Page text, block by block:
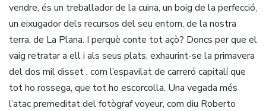
vendre, és un treballador de la cuina, un boig de la perfecció,
un eixugador dels recursos del seu entorn, de la nostra
terra, de La Plana. I perquè conte tot açò? Doncs per que el
vaig retratar a ell i als seus plats, exhaurint-se la primavera
del dos mil disset , com l’espavilat de carreró capitalí que
tot ho rossega, que tot ho escorcolla. Una vegada més
l’atac premeditat del fotògraf voyeur, com diu Roberto